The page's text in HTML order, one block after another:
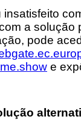
insatisfeito
a solução
pode
e